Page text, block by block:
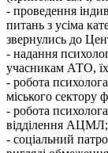
- проведення
питань з усіма
звернулись до
- надання
учасникам АТО, їх
- робота
міського сектору
- робота
відділення АЦМЛ;
- соціальний